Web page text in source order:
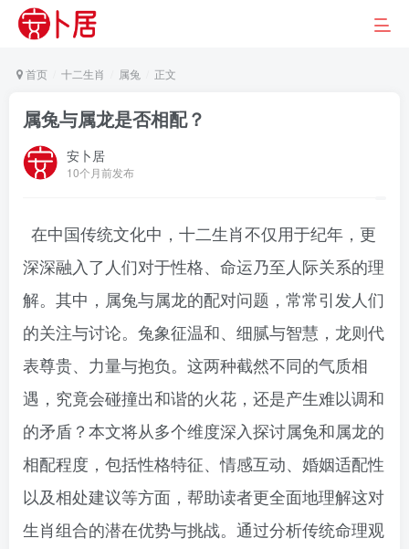
首页 十二生肖 属兔 正文
属兔与属龙是否相配？
安卜居
10个月前发布
在中国传统文化中，十二生肖不仅用于纪年，更
深深融入了人们对于性格、命运乃至人际关系的理
解。其中，属兔与属龙的配对问题，常常引发人们
的关注与讨论。兔象征温和、细腻与智慧，龙则代
表尊贵、力量与抱负。这两种截然不同的气质相
遇，究竟会碰撞出和谐的火花，还是产生难以调和
的矛盾？本文将从多个维度深入探讨属兔和属龙的
相配程度，包括性格特征、情感互动、婚姻适配性
以及相处建议等方面，帮助读者更全面地理解这对
生肖组合的潜在优势与挑战。通过分析传统命理观